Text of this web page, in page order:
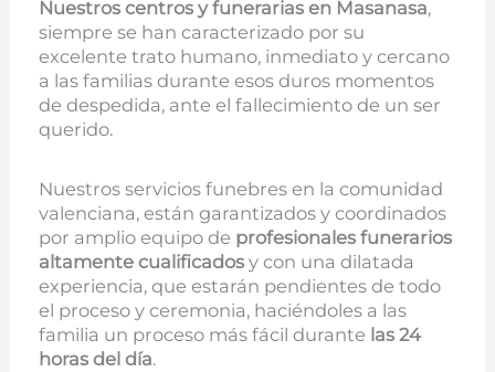
Nuestros centros y funerarias en Masanasa,
siempre se han caracterizado por su
excelente trato humano, inmediato y cercano
a las familias durante esos duros momentos
de despedida, ante el fallecimiento de un ser
querido.
Nuestros servicios funebres en la comunidad
valenciana, están garantizados y coordinados
por amplio equipo de profesionales funerarios
altamente cualificados y con una dilatada
experiencia, que estarán pendientes de todo
el proceso y ceremonia, haciéndoles a las
familia un proceso más fácil durante las 24
horas del día.